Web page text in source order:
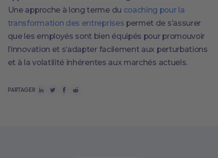
Une approche à long terme du coaching pour la
transformation des entreprises permet de s’assurer
que les employés sont bien équipés pour promouvoir
l’innovation et s’adapter facilement aux perturbations
et à la volatilité inhérentes aux marchés actuels.
PARTAGER